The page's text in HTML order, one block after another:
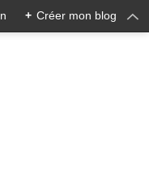
+ Créer mon blog